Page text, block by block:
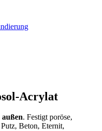
Acrylat
außen. Festigt poröse,
Beton, Eternit,